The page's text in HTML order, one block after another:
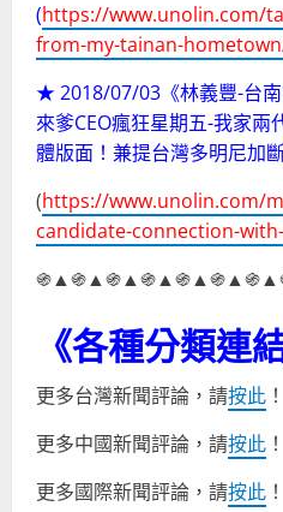
(https://www.unolin.com/
from-my-tainan-
★ 2018/07/03《林義豐-台
來爹CEO瘋狂星期五-我家
體版面！兼提台灣多明尼加
(https://www.unolin.com/
candidate-connection-
《各種分類連
更多台灣新聞評論，請按此 ！
更多中國新聞評論，請按此 ！
更多國際新聞評論，請按此 ！